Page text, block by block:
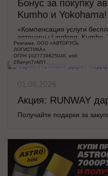
Бонус за покупку
Kumho и Yokohama!
«Компенсация услуги
автошины Linglong, Kumho,
Реклама. ООО «АВТОРУСЬ
ЛОГИСТИКА».
ОГРН 1027739825046. erid:
2Ranyn7nMYf
01.08.2026
Акция: RUNWAY
Получайте подарки за